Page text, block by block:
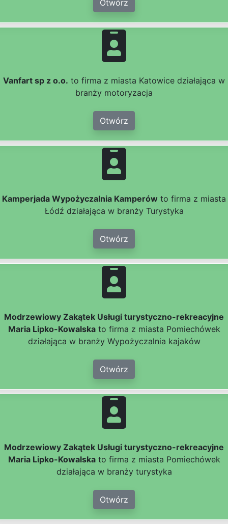
Otwórz
Vanfart sp z o.o. to firma z miasta Katowice działająca w
branży motoryzacja
Otwórz
Kamperjada Wypożyczalnia Kamperów to firma z miasta
Łódź działająca w branży Turystyka
Otwórz
Modrzewiowy Zakątek Usługi turystyczno-rekreacyjne
Maria Lipko-Kowalskato firma z miasta Pomiechówek
działająca w branży Wypożyczalnia kajaków
Otwórz
Modrzewiowy Zakątek Usługi turystyczno-rekreacyjne
Maria Lipko-Kowalskato firma z miasta Pomiechówek
działająca w branży turystyka
Otwórz